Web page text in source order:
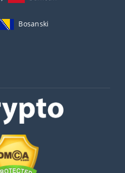
Bosanski